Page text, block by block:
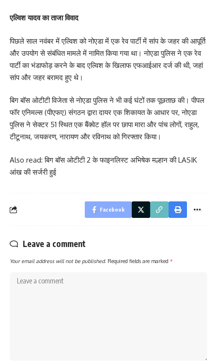
एल्विश यादव का ताजा विवाद
पिछले साल नवंबर में एल्विश को नोएडा में एक रेव पार्टी में सांप के जहर की आपूर्ति
और उपयोग से संबंधित मामले में नामित किया गया था। नोएडा पुलिस ने एक रेव
पार्टी का भंडाफोड़ करने के बाद एल्विश के खिलाफ एफआईआर दर्ज की थी, जहां
सांप और जहर बरामद हुए थे।
बिग बॉस ओटीटी विजेता से नोएडा पुलिस ने भी कई घंटों तक पूछताछ की। पीपल
फॉर एनिमल्स (पीएफए) संगठन द्वारा दायर एक शिकायत के आधार पर, नोएडा
पुलिस ने सेक्टर 51 स्थित एक बैंक्वेट हॉल पर छापा मारा और पांच लोगों, राहुल,
टीटूनाथ, जयकरण, नारायण और रविनाथ को गिरफ्तार किया।
Also read:बिग बॉस ओटीटी 2 के फाइनलिस्ट अभिषेक मल्हान की LASIK
आंख की सर्जरी हुई
Facebook
Leave a comment
Your email address will not be published. Required fields are marked *